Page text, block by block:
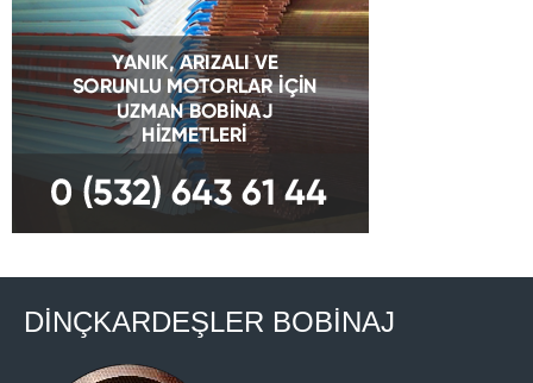
DİNÇKARDEŞLER BOBİNAJ